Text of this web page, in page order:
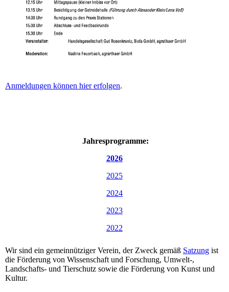
Anmeldungen können hier erfolgen.
Jahresprogramme:
2026
2025
2024
2023
2022
Wir sind ein gemeinnütziger Verein, der Zweck gemäß Satzung ist
die Förderung von Wissenschaft und Forschung, Umwelt-,
Landschafts- und Tierschutz sowie die Förderung von Kunst und
Kultur.